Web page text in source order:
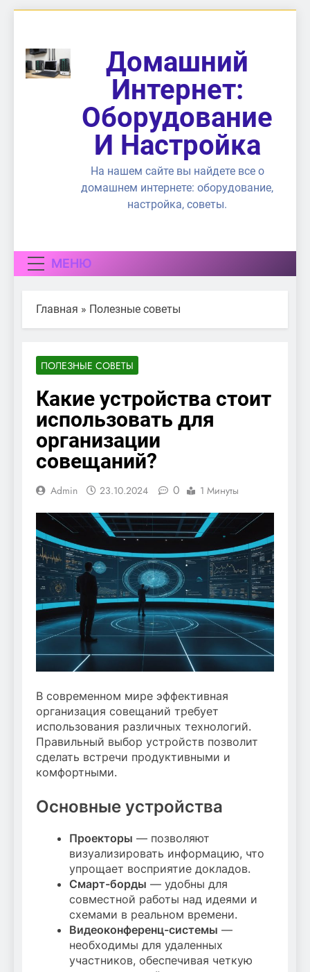
содержимому
Домашний
Интернет:
Оборудование
И Настройка
На нашем сайте вы найдете все о
домашнем интернете: оборудование,
настройка, советы.
МЕНЮ
Главная » Полезные советы
ПОЛЕЗНЫЕ СОВЕТЫ
Какие устройства стоит
использовать для
организации
совещаний?
Admin 23.10.2024 0 1 Минуты
В современном мире эффективная
организация совещаний требует
использования различных технологий.
Правильный выбор устройств позволит
сделать встречи продуктивными и
комфортными.
Основные устройства
Проекторы — позволяют
визуализировать информацию, что
упрощает восприятие докладов.
Смарт-борды — удобны для
совместной работы над идеями и
схемами в реальном времени.
Видеоконференц-системы —
необходимы для удаленных
участников, обеспечивая четкую